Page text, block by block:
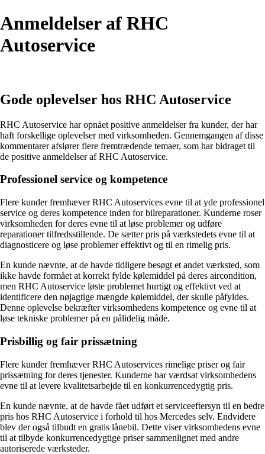
Anmeldelser af RHC
Autoservice
Gode oplevelser hos RHC Autoservice
RHC Autoservice har opnået positive anmeldelser fra kunder, der har
haft forskellige oplevelser med virksomheden. Gennemgangen af disse
kommentarer afslører flere fremtrædende temaer, som har bidraget til
de positive anmeldelser af RHC Autoservice.
Professionel service og kompetence
Flere kunder fremhæver RHC Autoservices evne til at yde professionel
service og deres kompetence inden for bilreparationer. Kunderne roser
virksomheden for deres evne til at løse problemer og udføre
reparationer tilfredsstillende. De sætter pris på værkstedets evne til at
diagnosticere og løse problemer effektivt og til en rimelig pris.
En kunde nævnte, at de havde tidligere besøgt et andet værksted, som
ikke havde formået at korrekt fylde kølemiddel på deres aircondition,
men RHC Autoservice løste problemet hurtigt og effektivt ved at
identificere den nøjagtige mængde kølemiddel, der skulle påfyldes.
Denne oplevelse bekræfter virksomhedens kompetence og evne til at
løse tekniske problemer på en pålidelig måde.
Prisbillig og fair prissætning
Flere kunder fremhæver RHC Autoservices rimelige priser og fair
prissætning for deres tjenester. Kunderne har værdsat virksomhedens
evne til at levere kvalitetsarbejde til en konkurrencedygtig pris.
En kunde nævnte, at de havde fået udført et serviceeftersyn til en bedre
pris hos RHC Autoservice i forhold til hos Mercedes selv. Endvidere
blev der også tilbudt en gratis lånebil. Dette viser virksomhedens evne
til at tilbyde konkurrencedygtige priser sammenlignet med andre
autoriserede værksteder.